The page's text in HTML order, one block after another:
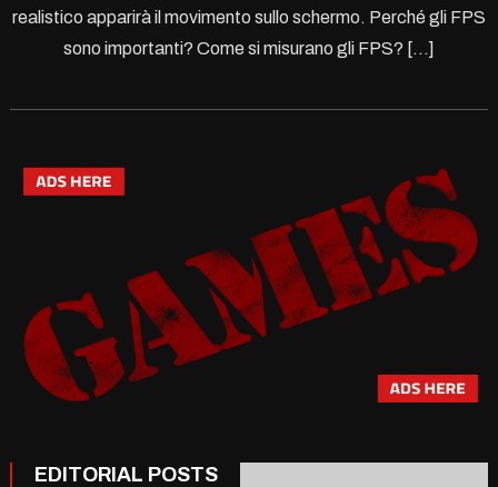
realistico apparirà il movimento sullo schermo. Perché gli FPS
sono importanti? Come si misurano gli FPS? […]
EDITORIAL POSTS